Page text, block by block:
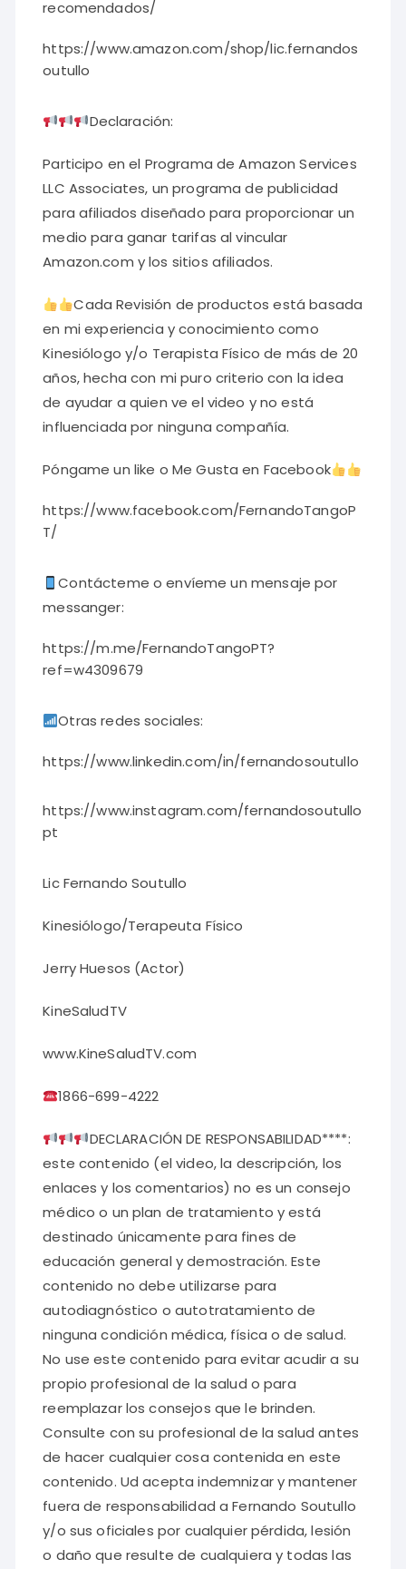
recomendados/
https://www.amazon.com/shop/lic.fernandos
outullo
Declaración:
Participo en el Programa de Amazon Services
LLC Associates, un programa de publicidad
para afiliados diseñado para proporcionar un
medio para ganar tarifas al vincular
Amazon.com y los sitios afiliados.
Cada Revisión de productos está basada
en mi experiencia y conocimiento como
Kinesiólogo y/o Terapista Físico de más de 20
años, hecha con mi puro criterio con la idea
de ayudar a quien ve el video y no está
influenciada por ninguna compañía.
Póngame un like o Me Gusta en Facebook
https://www.facebook.com/FernandoTangoP
T/
Contácteme o envíeme un mensaje por
messanger:
https://m.me/FernandoTangoPT?
ref=w4309679
Otras redes sociales:
https://www.linkedin.com/in/fernandosoutullo
https://www.instagram.com/fernandosoutullo
pt
Lic Fernando Soutullo
Kinesiólogo/Terapeuta Físico
Jerry Huesos (Actor)
KineSaludTV
www.KineSaludTV.com
1866-699-4222
DECLARACIÓN DE RESPONSABILIDAD****:
este contenido (el video, la descripción, los
enlaces y los comentarios) no es un consejo
médico o un plan de tratamiento y está
destinado únicamente para fines de
educación general y demostración. Este
contenido no debe utilizarse para
autodiagnóstico o autotratamiento de
ninguna condición médica, física o de salud.
No use este contenido para evitar acudir a su
propio profesional de la salud o para
reemplazar los consejos que le brinden.
Consulte con su profesional de la salud antes
de hacer cualquier cosa contenida en este
contenido. Ud acepta indemnizar y mantener
fuera de responsabilidad a Fernando Soutullo
y/o sus oficiales por cualquier pérdida, lesión
o daño que resulte de cualquiera y todas las